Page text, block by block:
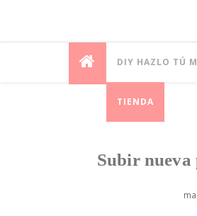
DIY HAZLO TÚ
TIENDA
Subir